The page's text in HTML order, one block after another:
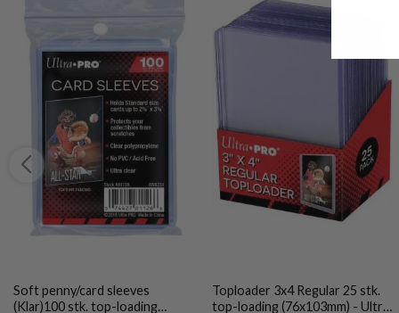
Soft penny/card sleeves
(Klar)100 stk. top-loading
Toploader 3x4 Regular 25 stk.
top-loading (76x103mm) - Ultra